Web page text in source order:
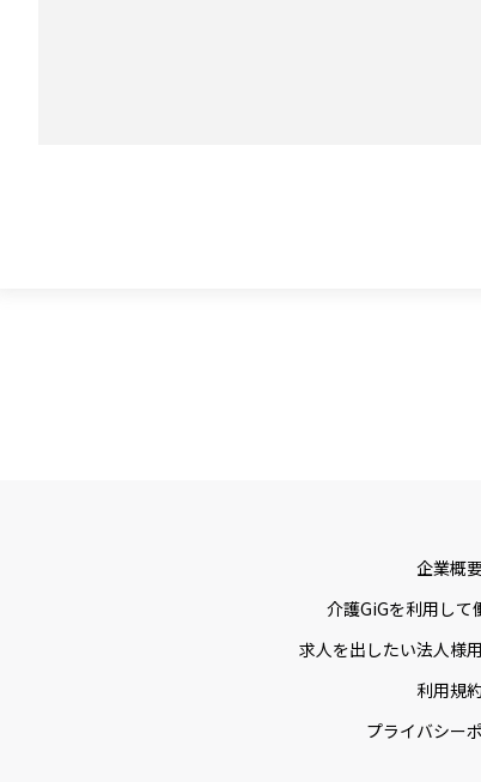
企業概
介護GiGを利用して
求人を出したい法人様
利用規
プライバシー